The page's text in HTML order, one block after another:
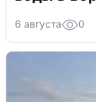
6 августа 0